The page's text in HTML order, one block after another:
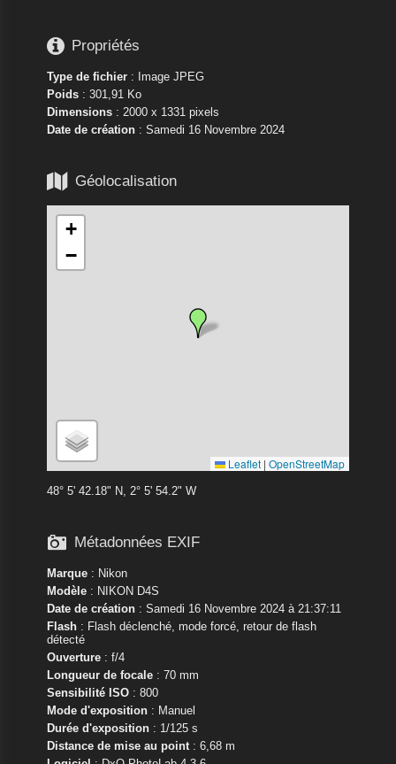
 Propriétés
Type de fichier: Image JPEG
Poids: 301,91 Ko
Dimensions: 2000 x 1331 pixels
Date de création: Samedi 16 Novembre 2024
 Géolocalisation
+
−
Leaflet | OpenStreetMap
48° 5' 42.18" N, 2° 5' 54.2" W
 Métadonnées EXIF
Marque: Nikon
Modèle: NIKON D4S
Date de création: Samedi 16 Novembre 2024 à 21:37:11
Flash: Flash déclenché, mode forcé, retour de flash
détecté
Ouverture: f/4
Longueur de focale: 70 mm
Sensibilité ISO: 800
Mode d'exposition: Manuel
Durée d'exposition: 1/125 s
Distance de mise au point: 6,68 m